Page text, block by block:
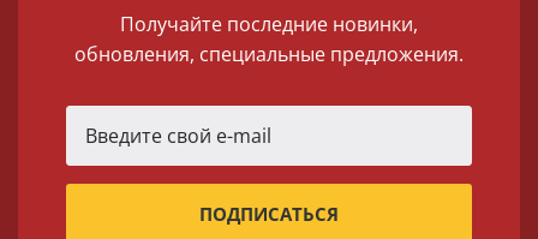
Получайте последние новинки,
обновления, специальные предложения.